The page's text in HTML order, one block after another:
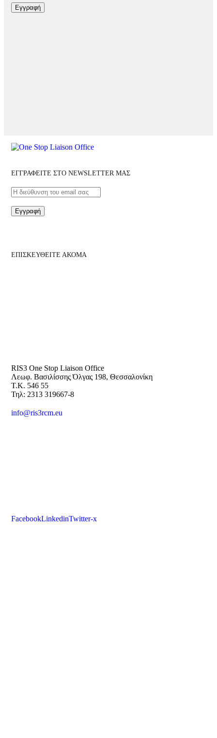
Εγγραφή
ΕΓΓΡΑΦΕΙΤΕ ΣΤΟ NEWSLETTER ΜΑΣ
Εγγραφή
ΕΠΙΣΚΕΥΘΕΙΤΕ ΑΚΟΜΑ
RIS3 One Stop Liaison Office
Λεωφ. Βασιλίσσης Όλγας 198, Θεσσαλονίκη
Τ.Κ. 546 55
Τηλ: 2313 319667-8
info@ris3rcm.eu
FacebookLinkedinTwitter-x